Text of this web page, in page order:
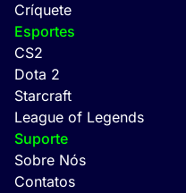
Críquete
Esportes
CS2
Dota 2
Starcraft
League of Legends
Suporte
Sobre Nós
Contatos